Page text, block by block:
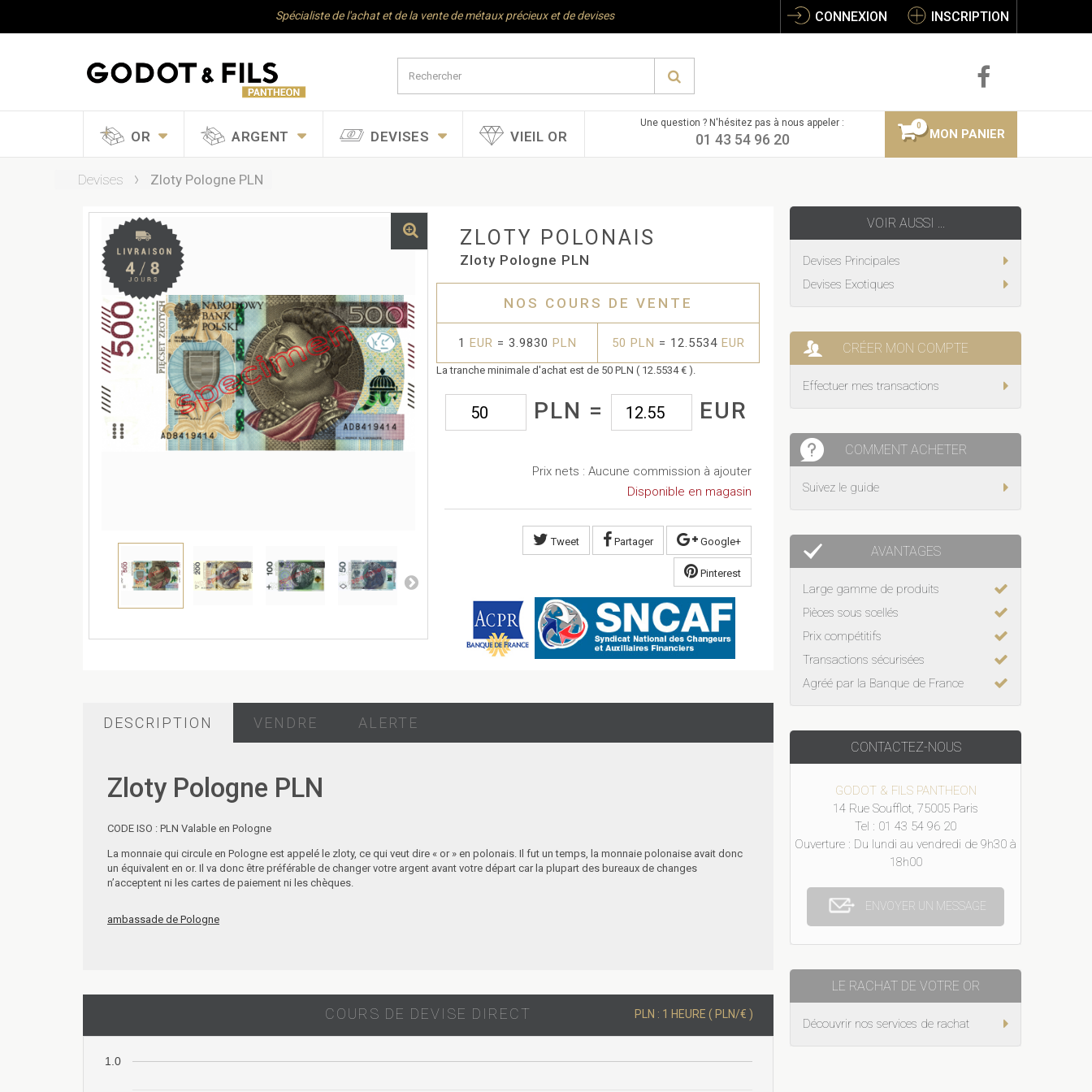
Spécialiste de l'achat et de la vente de métaux précieux et de devises CONNEXION INSCRIPTION
OR ARGENT DEVISES VIEIL OR
Une question ? N'hésitez pas à nous appeler :
01 43 54 96 20 MON PANIER
0
Devises Zloty Pologne PLN
ZLOTY POLONAIS
Zloty Pologne PLN
NOS COURS DE VENTE
1 EUR = 3.9830 PLN 50 PLN = 12.5534 EUR
La tranche minimale d'achat est de 50 PLN ( 12.5534 € ).
PLN = EUR
Prix nets : Aucune commission à ajouter
Disponible en magasin
Tweet Partager Google+
Pinterest
DESCRIPTION VENDRE ALERTE
Zloty Pologne PLN
CODE ISO : PLN Valable en Pologne
La monnaie qui circule en Pologne est appelé le zloty, ce qui veut dire « or » en polonais. Il fut un temps, la monnaie polonaise avait donc
un équivalent en or. Il va donc être préférable de changer votre argent avant votre départ car la plupart des bureaux de changes
n’acceptent ni les cartes de paiement ni les chèques.
ambassade de Pologne
COURS DE DEVISE DIRECT PLN : 1 HEURE ( PLN/€ )
1.0
VOIR AUSSI ...
Devises Principales
Devises Exotiques
CRÉER MON COMPTE
Effectuer mes transactions
COMMENT ACHETER
Suivez le guide
AVANTAGES
Large gamme de produits
Pièces sous scellés
Prix compétitifs
Transactions sécurisées
Agréé par la Banque de France
CONTACTEZ-NOUS
GODOT & FILS PANTHEON
14 Rue Soufflot, 75005 Paris
Tel : 01 43 54 96 20
Ouverture : Du lundi au vendredi de 9h30 à
18h00
ENVOYER UN MESSAGE
LE RACHAT DE VOTRE OR
Découvrir nos services de rachat